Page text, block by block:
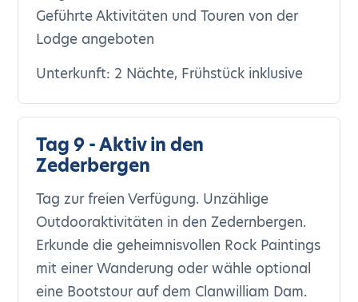
Geführte Aktivitäten und Touren von der
Lodge angeboten
Unterkunft: 2 Nächte, Frühstück inklusive
Tag 9 - Aktiv in den
Zederbergen
Tag zur freien Verfügung. Unzählige
Outdooraktivitäten in den Zedernbergen.
Erkunde die geheimnisvollen Rock Paintings
mit einer Wanderung oder wähle optional
eine Bootstour auf dem Clanwilliam Dam.